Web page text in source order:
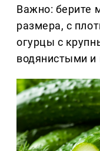
Важно: берите
размера, с
огурцы с
водянистыми и